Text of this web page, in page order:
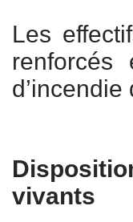
Les
vivants